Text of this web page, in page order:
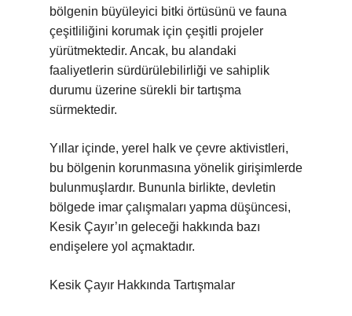
bölgenin büyüleyici bitki örtüsünü ve fauna
çeşitliliğini korumak için çeşitli projeler
yürütmektedir. Ancak, bu alandaki
faaliyetlerin sürdürülebilirliği ve sahiplik
durumu üzerine sürekli bir tartışma
sürmektedir.
Yıllar içinde, yerel halk ve çevre aktivistleri,
bu bölgenin korunmasına yönelik girişimlerde
bulunmuşlardır. Bununla birlikte, devletin
bölgede imar çalışmaları yapma düşüncesi,
Kesik Çayır’ın geleceği hakkında bazı
endişelere yol açmaktadır.
Kesik Çayır Hakkında Tartışmalar